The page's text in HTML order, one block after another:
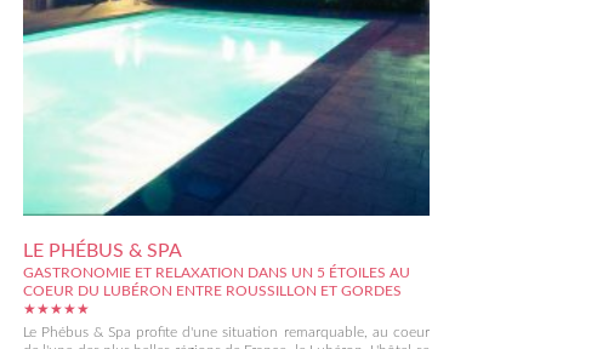
LE PHÉBUS & SPA
GASTRONOMIE ET RELAXATION DANS UN 5 ÉTOILES AU
COEUR DU LUBÉRON ENTRE ROUSSILLON ET GORDES
★★★★★
Le Phébus & Spa profite d'une situation remarquable, au coeur